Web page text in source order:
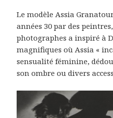
Le modèle Assia
années 30 par des
photographes a inspiré à
magnifiques où Assia «
sensualité féminine,
son ombre ou divers